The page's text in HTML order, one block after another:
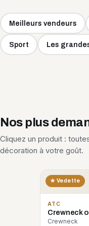
Meilleurs vendeurs
Sport Les
Nos plus
Cliquez un produit :
décoration à votre goût.
★ Vedette
ATC
Crewneck
Crewneck